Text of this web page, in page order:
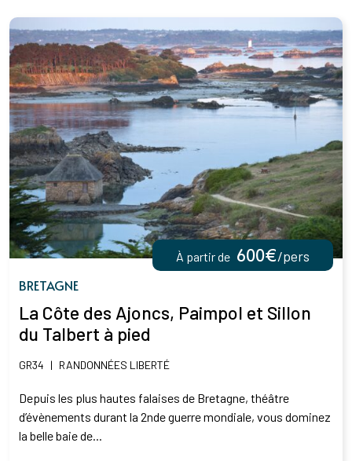
BRETAGNE
La Côte des Ajoncs, Paimpol et Sillon
du Talbert à pied
GR34 | RANDONNÉES LIBERTÉ
Depuis les plus hautes falaises de Bretagne, théâtre
d’évènements durant la 2nde guerre mondiale, vous dominez
la belle baie de...
À partir de 600€/pers